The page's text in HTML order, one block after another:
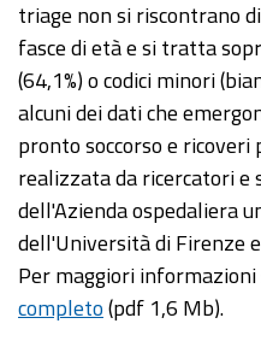
triage non si riscontrano
fasce di età e si tratta
(64,1%) o codici minori
alcuni dei dati che
pronto soccorso e
realizzata da ricercatori e
dell'Azienda ospedaliera
dell'Università di Firenze
Per maggiori informazioni
completo(pdf 1,6 Mb).